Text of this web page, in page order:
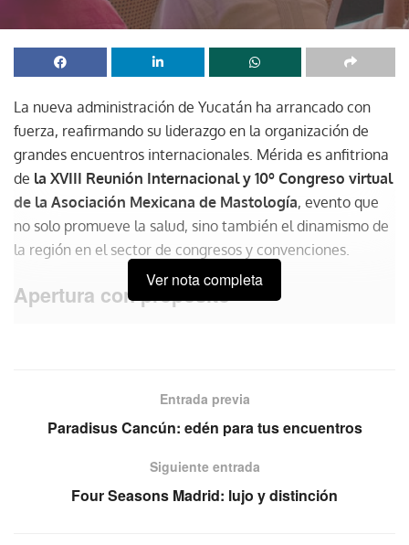
La nueva administración de Yucatán ha arrancado con
fuerza, reafirmando su liderazgo en la organización de
grandes encuentros internacionales. Mérida es anfitriona
de la XVIII Reunión Internacional y 10º Congreso virtual
de la Asociación Mexicana de Mastología, evento que
no solo promueve la salud, sino también el dinamismo de
la región en el sector de congresos y convenciones.
Apertura con propósito
virtuales, bajo la premisa de fortalecer la lucha contra el
cáncer de mama, uno de los retos de salud más urgentes
, en representación del Gobernador, destacó
la importancia de estos encuentros para la región y
Ver nota completa
Entrada previa
Paradisus Cancún: edén para tus encuentros
Siguiente entrada
Four Seasons Madrid: lujo y distinción